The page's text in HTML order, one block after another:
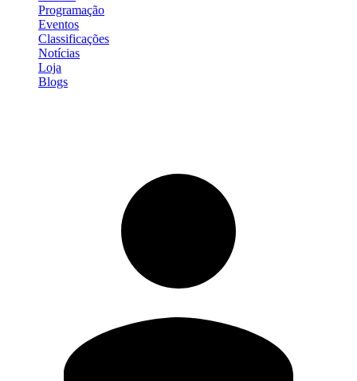
Programação
Eventos
Classificações
Notícias
Loja
Blogs